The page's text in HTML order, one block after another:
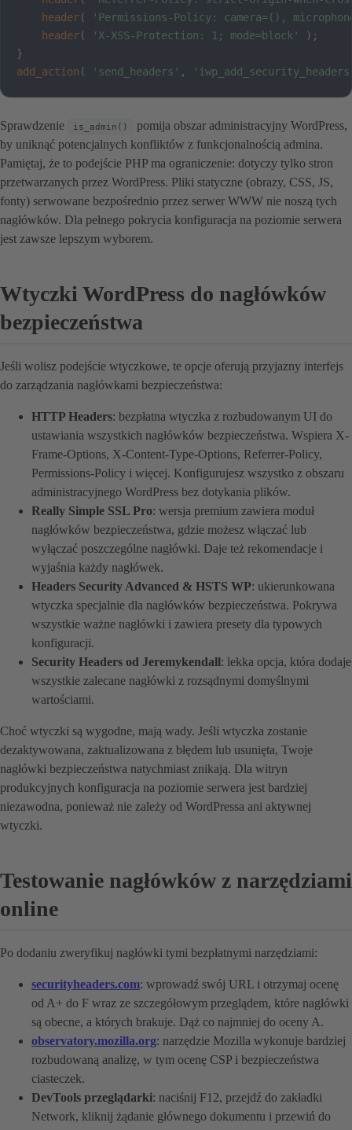
header(
'Permissions-Policy: camera=(),
header( 'X-XSS-Protection: 1; mode=block' ) ;
}
add_action ( 'send_headers' ,
Sprawdzenie is_admin()
pomija obszar administracyjny WordPress,
by uniknąć potencjalnych konfliktów z funkcjonalnością admina.
Pamiętaj, że to podejście PHP ma ograniczenie: dotyczy tylko stron
przetwarzanych przez WordPress. Pliki statyczne (obrazy, CSS, JS,
fonty) serwowane bezpośrednio przez serwer WWW nie noszą tych
nagłówków. Dla pełnego pokrycia konfiguracja na poziomie serwera
jest zawsze lepszym wyborem.
Wtyczki WordPress do nagłówków
bezpieczeństwa
Jeśli wolisz podejście wtyczkowe, te opcje oferują przyjazny interfejs
do zarządzania nagłówkami bezpieczeństwa:
HTTP Headers: bezpłatna wtyczka z rozbudowanym UI do
ustawiania wszystkich nagłówków bezpieczeństwa. Wspiera X-
Frame-Options, X-Content-Type-Options, Referrer-Policy,
Permissions-Policy i więcej. Konfigurujesz wszystko z obszaru
administracyjnego WordPress bez dotykania plików.
Really Simple SSL Pro: wersja premium zawiera moduł
nagłówków bezpieczeństwa, gdzie możesz włączać lub
wyłączać poszczególne nagłówki. Daje też rekomendacje i
wyjaśnia każdy nagłówek.
Headers Security Advanced & HSTS WP: ukierunkowana
wtyczka specjalnie dla nagłówków bezpieczeństwa. Pokrywa
wszystkie ważne nagłówki i zawiera presety dla typowych
konfiguracji.
Security Headers od Jeremykendall: lekka opcja, która dodaje
wszystkie zalecane nagłówki z rozsądnymi domyślnymi
wartościami.
Choć wtyczki są wygodne, mają wady. Jeśli wtyczka zostanie
dezaktywowana, zaktualizowana z błędem lub usunięta, Twoje
nagłówki bezpieczeństwa natychmiast znikają. Dla witryn
produkcyjnych konfiguracja na poziomie serwera jest bardziej
niezawodna, ponieważ nie zależy od WordPressa ani aktywnej
wtyczki.
Testowanie nagłówków z narzędziami
online
Po dodaniu zweryfikuj nagłówki tymi bezpłatnymi narzędziami:
securityheaders.com: wprowadź swój URL i otrzymaj ocenę
od A+ do F wraz ze szczegółowym przeglądem, które nagłówki
są obecne, a których brakuje. Dąż co najmniej do oceny A.
observatory.mozilla.org: narzędzie Mozilla wykonuje bardziej
rozbudowaną analizę, w tym ocenę CSP i bezpieczeństwa
ciasteczek.
DevTools przeglądarki: naciśnij F12, przejdź do zakładki
Network, kliknij żądanie głównego dokumentu i przewiń do